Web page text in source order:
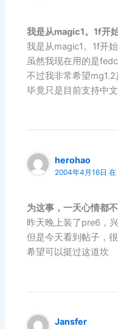
我是从magic1。1f开
我是从magic1。1f开
虽然我现在用的是
不过我非常希望
毕竟只是目前支持中
herohao
2004年4月16日 在
为这事，一天心情都
昨天晚上装了pre6，
但是今天看到帖子，
希望可以挺过这道坎
Jansfer